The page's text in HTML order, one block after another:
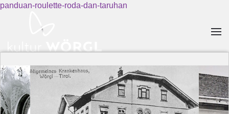
panduan-roulette-roda-dan-taruhan